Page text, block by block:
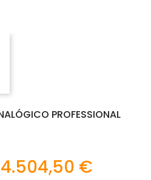
PROFESSIONAL
4.504,50 €